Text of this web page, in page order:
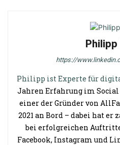
Philipp
https://
Philipp ist Experte für
Jahren Erfahrung im
einer der Gründer von
2021 an Bord – dabei hat
bei erfolgreichen
Facebook, Instagram und